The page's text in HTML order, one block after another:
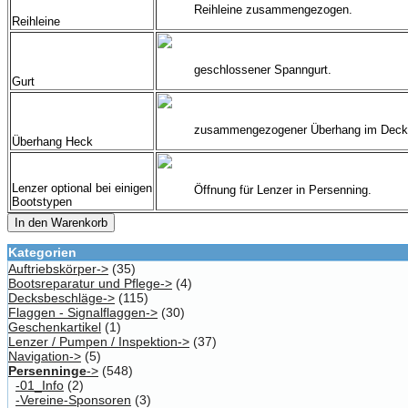
Reihleine
Reihleine zusammengezogen.
Gurt
geschlossener Spanngurt.
Überhang Heck
zusammengezogener Überhang im
Lenzer optional bei einigen
Bootstypen
Öffnung für Lenzer in Persenning.
In den Warenkorb
Kategorien
Auftriebskörper-> (35)
Bootsreparatur und Pflege-> (4)
Decksbeschläge-> (115)
Flaggen - Signalflaggen-> (30)
Geschenkartikel (1)
Lenzer / Pumpen / Inspektion-> (37)
Navigation-> (5)
Persenninge-> (548)
-01_Info (2)
-Vereine-Sponsoren (3)